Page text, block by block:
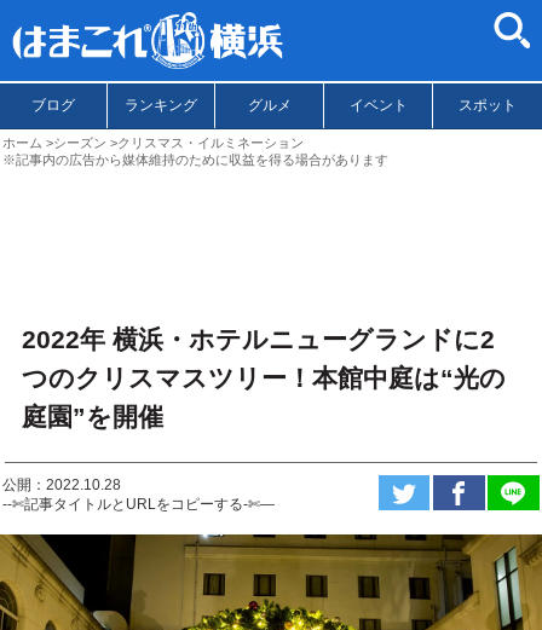
ブログ ランキング グルメ イベント スポット
ホーム シーズン
クリスマス・イルミネーション
※記事内の広告から媒体維持のために収益を得る場合があります
2022年 横浜・ホテルニューグランドに2
つのクリスマスツリー！本館中庭は“光の
庭園”を開催
公開：2022.10.28
--✄記事タイトルとURLをコピーする-✄—